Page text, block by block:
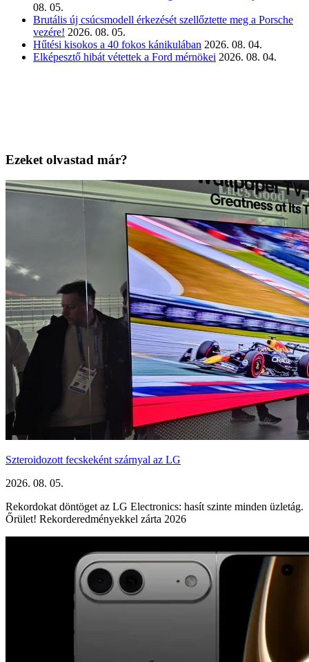
08. 05.
Brutális új csúcsmodell érkezését szellőztette meg a Porsche
vezére! 2026. 08. 05.
Hűtési kisokos a 40 fokos kánikulában 2026. 08. 04.
Elképesztő hibát vétettek a Ford mérnökei 2026. 08. 04.
Ezeket olvastad már?
Szteroidozott fecskeként szárnyal az LG
2026. 08. 05.
Rekordokat döntöget az LG Electronics: hasít szinte minden üzletág.
Őrület! Rekorderedményekkel zárta 2026